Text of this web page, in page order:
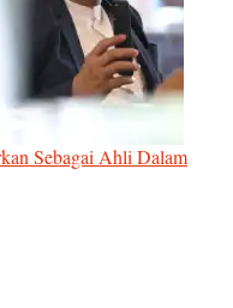
Sebagai Ahli Dalam